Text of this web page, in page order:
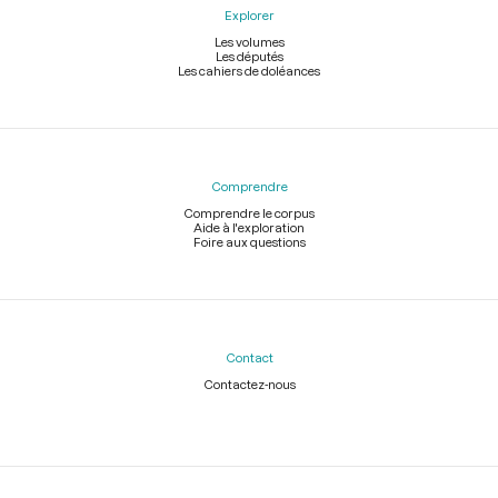
Explorer
Les volumes
Les députés
Les cahiers de doléances
Comprendre
Comprendre le corpus
Aide à l'exploration
Foire aux questions
Contact
Contactez-nous
Légal